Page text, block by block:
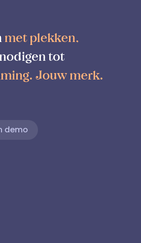
met plekken,
tot
Jouw merk.
demo